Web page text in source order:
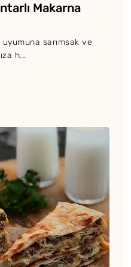
Makarna
sarımsak ve
h...